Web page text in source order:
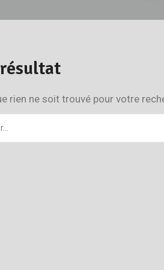
rien ne soit trouvé pour votre